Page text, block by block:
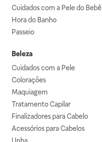
Cuidados com a Pele do Bebê
Hora do Banho
Passeio
Beleza
Cuidados com a Pele
Colorações
Maquiagem
Tratamento Capilar
Finalizadores para Cabelo
Acessórios para Cabelos